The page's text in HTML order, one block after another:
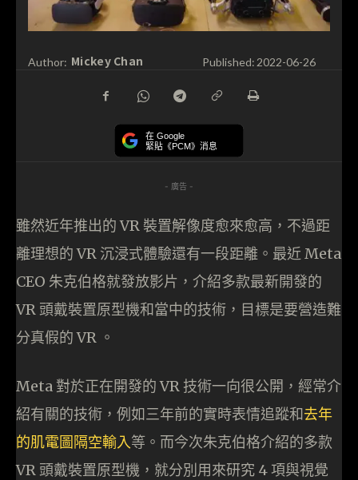
Author: Mickey Chan Published: 2022-06-26
在 Google
緊貼《PCM》消息
- 廣告 -
雖然近年推出的 VR 裝置解像度愈來愈高，不過距
離理想的 VR 沉浸式體驗還有一段距離。最近 Meta
CEO 朱克伯格就發放影片，介紹多款最新開發的
VR 頭戴裝置原型機和當中的技術，目標是要營造難
分真假的 VR 。
Meta 對於正在開發的 VR 技術一向很公開，經常介
紹有關的技術，例如三年前的實時表情追蹤和去年
的肌電圖隔空輸入等。而今次朱克伯格介紹的多款
VR 頭戴裝置原型機，就分別用來研究 4 項與視覺